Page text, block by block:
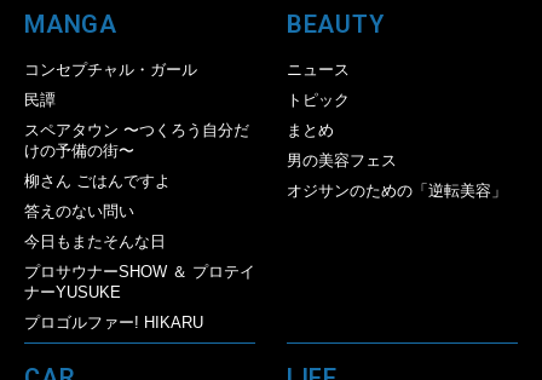
MANGA
コンセプチャル・ガール
民譚
スペアタウン 〜つくろう自分だ
けの予備の街〜
柳さん ごはんですよ
答えのない問い
今日もまたそんな日
プロサウナーSHOW ＆ プロテイ
ナーYUSUKE
プロゴルファー! HIKARU
BEAUTY
ニュース
トピック
まとめ
男の美容フェス
オジサンのための「逆転美容」